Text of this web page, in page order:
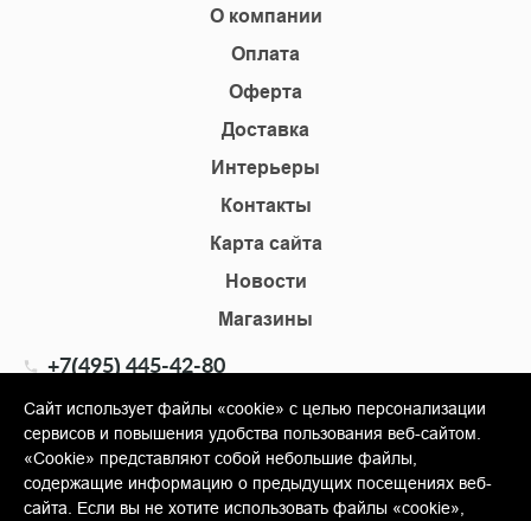
О компании
Оплата
Оферта
Доставка
Интерьеры
Контакты
Карта сайта
Новости
Магазины
+7(495) 445-42-80
info@shopkm.ru
© Copyright 2013-2026 KERAMA MARAZZI, ООО «Гамма
Сайт использует файлы «cookie» с целью персонализации
сервисов и повышения удобства пользования веб-сайтом.
«Cookie» представляют собой небольшие файлы,
содержащие информацию о предыдущих посещениях веб-
сайта. Если вы не хотите использовать файлы «cookie»,